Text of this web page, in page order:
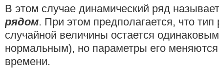
В этом случае динамический ряд
рядом. При этом предполагается, что
случайной величины остается
нормальным), но параметры его меняются
времени.